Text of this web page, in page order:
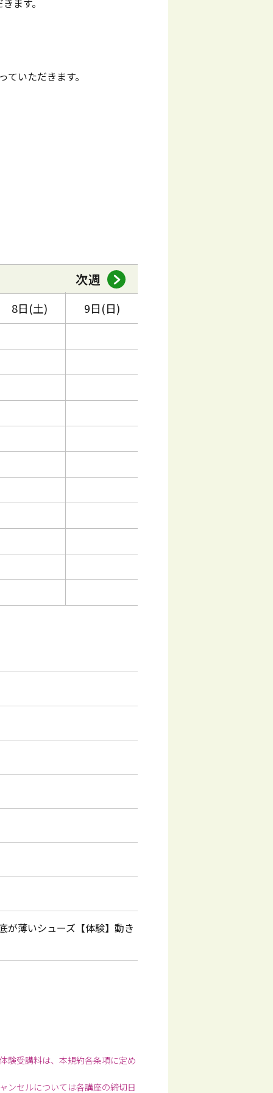
ます。
いただきます。
次週
8日(土) 9日(日)
が薄いシューズ【体験】動き
験受講料は、本規約各条項に定め
ンセルについては各講座の締切日